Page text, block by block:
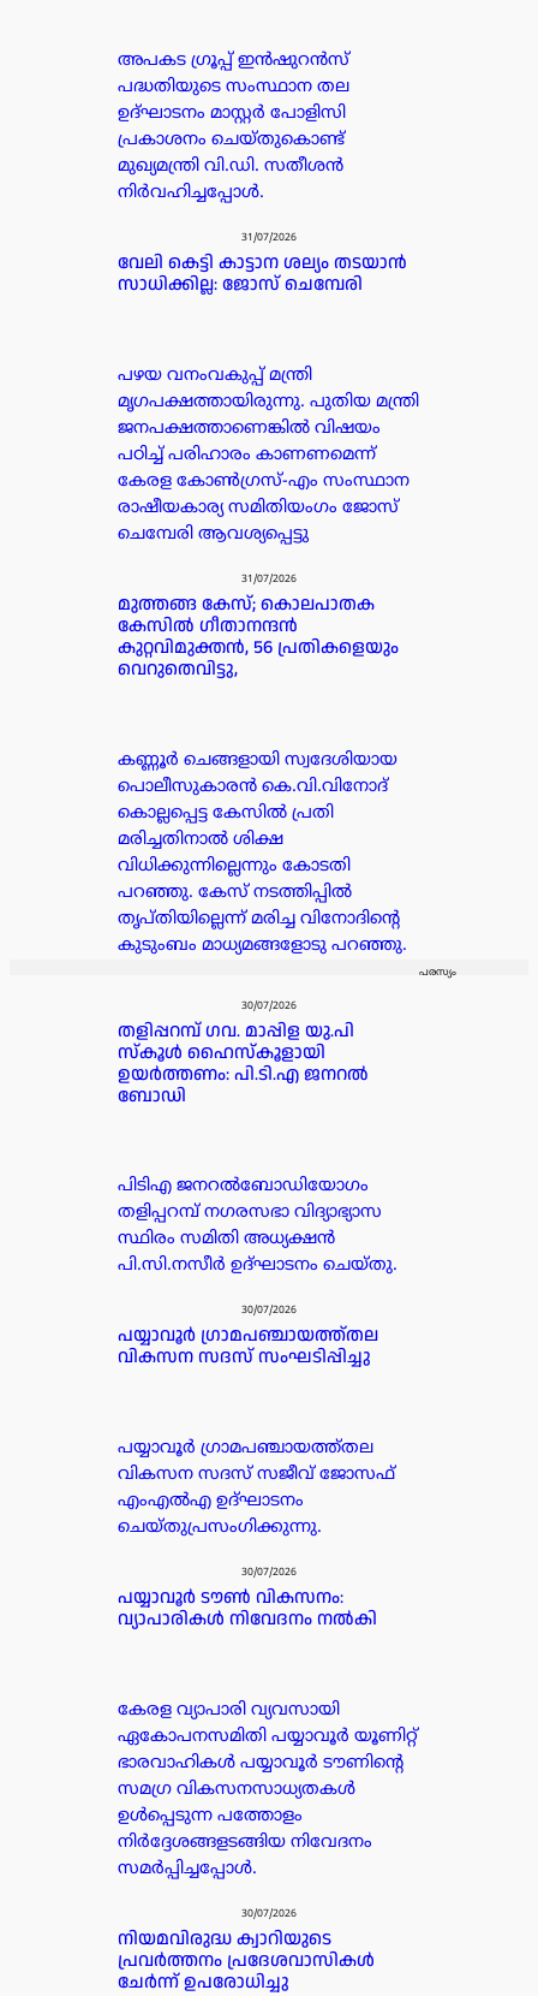
അപകട ഗ്രൂപ്പ്‌ ഇൻഷുറൻസ്
പദ്ധതിയുടെ സംസ്ഥാന തല
ഉദ്ഘാടനം മാസ്റ്റർ പോളിസി
പ്രകാശനം ചെയ്തുകൊണ്ട്
മുഖ്യമന്ത്രി വി.ഡി. സതീശൻ
നിർവഹിച്ചപ്പോൾ.
31/07/2026
വേലി കെട്ടി കാട്ടാന ശല്യം തടയാൻ
സാധിക്കില്ല: ജോസ് ചെമ്പേരി
പഴയ വനംവകുപ്പ് മന്ത്രി
മൃഗപക്ഷത്തായിരുന്നു. പുതിയ മന്ത്രി
ജനപക്ഷത്താണെങ്കിൽ വിഷയം
പഠിച്ച് പരിഹാരം കാണണമെന്ന്
കേരള കോൺഗ്രസ്-എം സംസ്ഥാന
രാഷീയകാര്യ സമിതിയംഗം ജോസ്
ചെമ്പേരി ആവശ്യപ്പെട്ടു
31/07/2026
മുത്തങ്ങ കേസ്; കൊലപാതക
കേസില്‍ ഗീതാനന്ദൻ
കുറ്റവിമുക്തന്‍, 56 പ്രതികളെയും
വെറുതെവിട്ടു,
കണ്ണൂർ ചെങ്ങളായി സ്വദേശിയായ
പൊലീസുകാരൻ കെ.വി.വിനോദ്
കൊല്ലപ്പെട്ട കേസിൽ പ്രതി
മരിച്ചതിനാൽ ശിക്ഷ
വിധിക്കുന്നില്ലെന്നും കോടതി
പറഞ്ഞു. കേസ് നടത്തിപ്പിൽ
തൃപ്തിയില്ലെന്ന് മരിച്ച വിനോദിന്റെ
കുടുംബം മാധ്യമങ്ങളോടു പറഞ്ഞു.
പരസ്യം
30/07/2026
തളിപ്പറമ്പ് ഗവ. മാപ്പിള യു.പി
സ്കൂൾ ഹൈസ്കൂളായി
ഉയർത്തണം: പി.ടി.എ ജനറൽ
ബോഡി
പിടിഎ ജനറൽബോഡിയോഗം
തളിപ്പറമ്പ് നഗരസഭാ വിദ്യാഭ്യാസ
സ്ഥിരം സമിതി അധ്യക്ഷൻ
പി.സി.നസീർ ഉദ്ഘാടനം ചെയ്തു.
30/07/2026
പയ്യാവൂർ ഗ്രാമപഞ്ചായത്ത്തല
വികസന സദസ് സംഘടിപ്പിച്ചു
പയ്യാവൂർ ഗ്രാമപഞ്ചായത്ത്തല
വികസന സദസ് സജീവ് ജോസഫ്
എംഎൽഎ ഉദ്ഘാടനം
ചെയ്തുപ്രസംഗിക്കുന്നു.
30/07/2026
പയ്യാവൂർ ടൗൺ വികസനം:
വ്യാപാരികൾ നിവേദനം നൽകി
കേരള വ്യാപാരി വ്യവസായി
ഏകോപനസമിതി പയ്യാവൂർ യൂണിറ്റ്
ഭാരവാഹികൾ പയ്യാവൂർ ടൗണിന്റെ
സമഗ്ര വികസനസാധ്യതകൾ
ഉൾപ്പെടുന്ന പത്തോളം
നിർദ്ദേശങ്ങളടങ്ങിയ നിവേദനം
സമർപ്പിച്ചപ്പോൾ.
30/07/2026
നിയമവിരുദ്ധ ക്വാറിയുടെ
പ്രവർത്തനം പ്രദേശവാസികൾ
ചേർന്ന് ഉപരോധിച്ചു